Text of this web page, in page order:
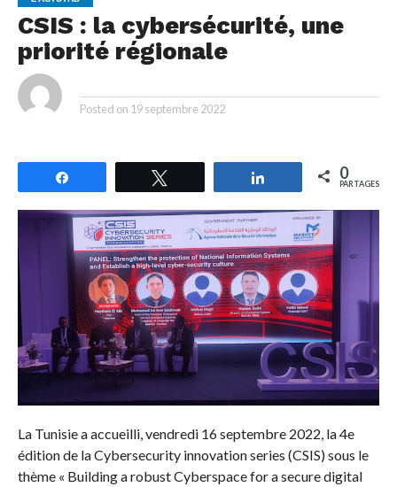
CSIS : la cybersécurité, une
priorité régionale
Posted on 19 septembre 2022
Partagez 0
PARTAGES
La Tunisie a accueilli, vendredi 16 septembre 2022, la 4e
édition de la Cybersecurity innovation series (CSIS) sous le
thème « Building a robust Cyberspace for a secure digital